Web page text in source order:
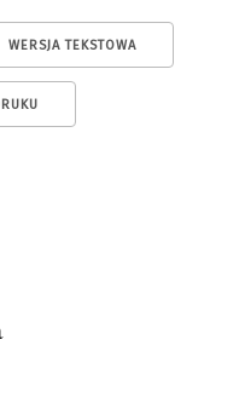
WERSJA TEKSTOWA